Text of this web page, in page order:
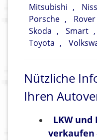
Mitsubishi ,
Porsche , Rover
Skoda , Smart ,
Toyota ,
Nützliche
Ihren
LKW und
verkaufen